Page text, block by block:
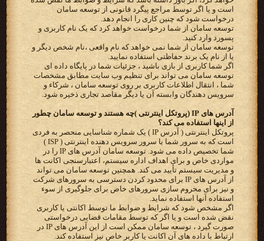
است و یا اگر توسط مراجع پیگرد قانونی از توسعه سامان
درخواست شود که چنین کاری را انجام دهد.
توسعه سامان از شما درخواست خواهد کرد که یک نام کاربری و
پسورد وارد کنید.
توسعه سامان از شما نمی خواهد که نام واقعی ،نام شخص دیگر و
یا از نام یک برند حفاظتی استفاده نمایید.
اگر شما کاربری از بازی باشید ، جزئیات شما در پایگاه داده ای
توسعه سامان می تواند برای تنظیم وب سایت مطابق مشخصات
شما ، انتقال اطلاعات کاربری بر روی توسعه سامان ، شرکاء و
سرویس دهندگان وابسته آن یا دیگر مقاصد تجاری ذخیره شود.
آدرس های IP (پروتکل اینترنتی )چه هستند و توسعه سامان چطور
از اینها استفاده می کند؟
پروتکل اینترنتی ( آدرس IP ) یک شماره شناسایی منحصر به فردی
است که به سرور شما یا سرور سرویس دهنده اینترنتی ( ISP )
شما تخصیص داده می شود. توسعه سامان آدرس های IP را در
مواردی خاص و برای اهداف اداره سیستم، اعتبارسنجی اکانت ها
و مدیریت سیستم تأیید می کند. همچنین توسعه سامان می تواند
از آدرس های IP برای محدود کردن دسترسی به سرورهای شرکت
و نیز برای محروم سازی سرورهای خاص برای جلوگیری از سوء
استفاده آنها استفاده نماید.
اگر مشخص شود که شرایط و ضوابط ما توسط اکانتی یا کاربری
نقض شده است و یا اگر که توسط مقامات قضایی درخواستی
صورت گیرد ، توسعه سامان ممکن است از این آدرس های IP در
ارتباط با داده های آن اکانت یا کاربر خاص نیز استفاده کند.